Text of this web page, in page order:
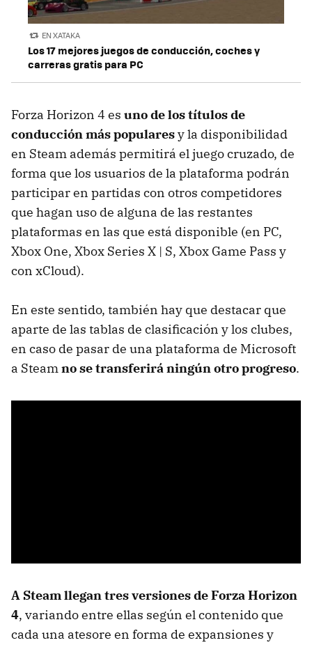
EN XATAKA
Los 17 mejores juegos de conducción, coches y
carreras gratis para PC
Forza Horizon 4 es uno de los títulos de
conducción más popularesy la disponibilidad
en Steam además permitirá el juego cruzado, de
forma que los usuarios de la plataforma podrán
participar en partidas con otros competidores
que hagan uso de alguna de las restantes
plataformas en las que está disponible (en PC,
Xbox One, Xbox Series X | S, Xbox Game Pass y
con xCloud).
En este sentido, también hay que destacar que
aparte de las tablas de clasificación y los clubes,
en caso de pasar de una plataforma de Microsoft
a Steamno se transferirá ningún otro progreso.
A Steam llegan tres versiones de Forza Horizon
4, variando entre ellas según el contenido que
cada una atesore en forma de expansiones y